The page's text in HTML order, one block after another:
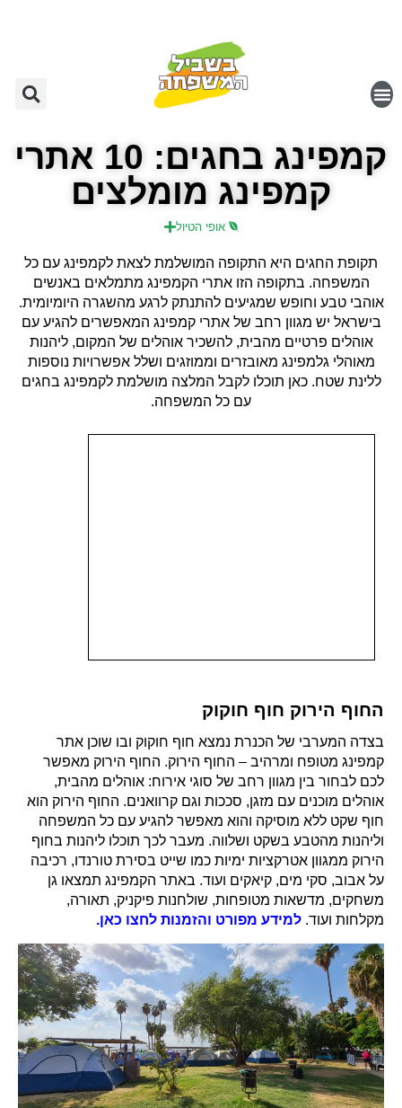
קמפינג בחגים: 10 אתרי
קמפינג מומלצים
אופי הטיול
תקופת החגים היא התקופה המושלמת לצאת לקמפינג עם כל
המשפחה. בתקופה הזו אתרי הקמפינג מתמלאים באנשים
אוהבי טבע וחופש שמגיעים להתנתק לרגע מהשגרה היומיומית.
בישראל יש מגוון רחב של אתרי קמפינג המאפשרים להגיע עם
אוהלים פרטיים מהבית, להשכיר אוהלים של המקום, ליהנות
מאוהלי גלמפינג מאובזרים וממוזגים ושלל אפשרויות נוספות
ללינת שטח. כאן תוכלו לקבל המלצה מושלמת לקמפינג בחגים
עם כל המשפחה.
החוף הירוק חוף חוקוק
בצדה המערבי של הכנרת נמצא חוף חוקוק ובו שוכן אתר
קמפינג מטופח ומרהיב – החוף הירוק. החוף הירוק מאפשר
לכם לבחור בין מגוון רחב של סוגי אירוח: אוהלים מהבית,
אוהלים מוכנים עם מזגן, סככות וגם קרוואנים. החוף הירוק הוא
חוף שקט ללא מוסיקה והוא מאפשר להגיע עם כל המשפחה
וליהנות מהטבע בשקט ושלווה. מעבר לכך תוכלו ליהנות בחוף
הירוק ממגוון אטרקציות ימיות כמו שייט בסירת טורנדו, רכיבה
על אבוב, סקי מים, קיאקים ועוד. באתר הקמפינג תמצאו גן
משחקים, מדשאות מטופחות, שולחנות פיקניק, תאורה,
מקלחות ועוד. למידע מפורט והזמנות לחצו כאן.